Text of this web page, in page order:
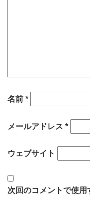
名前 *
メールアドレス *
ウェブサイト
次回のコメントで使用